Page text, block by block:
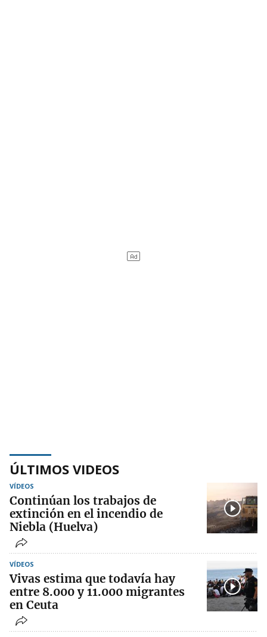
ÚLTIMOS VIDEOS
VÍDEOS
Continúan los trabajos de
extinción en el incendio de
Niebla (Huelva)
VÍDEOS
Vivas estima que todavía hay
entre 8.000 y 11.000 migrantes
en Ceuta